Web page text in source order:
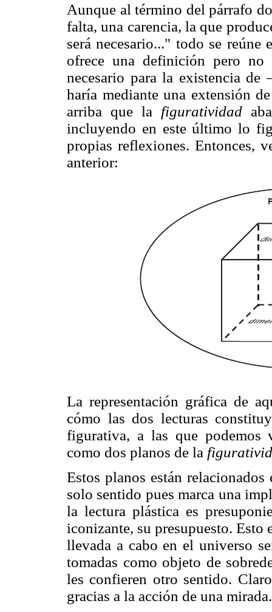
Aunque al término del párrafo
falta, una carencia, la que
será necesario..." todo se reúne
ofrece una definición pero no
necesario para la existencia
haría mediante una extensión
arriba que la figuratividad
incluyendo en este último lo
propias reflexiones. Entonces,
anterior:
La representación gráfica de
cómo las dos lecturas
figurativa, a las que
como dos planos de la
Estos planos están
solo sentido pues marca una
la lectura plástica es
iconizante, su presupuesto.
llevada a cabo en el universo
tomadas como objeto de
les confieren otro sentido.
gracias a la acción de una mirada.